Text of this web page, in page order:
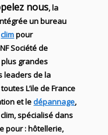
nous, la
un bureau
climpour
Société de
grandes
leadersde la
L’ile de France
et ledépannage,
spécialisé dans
pour : hôtellerie,